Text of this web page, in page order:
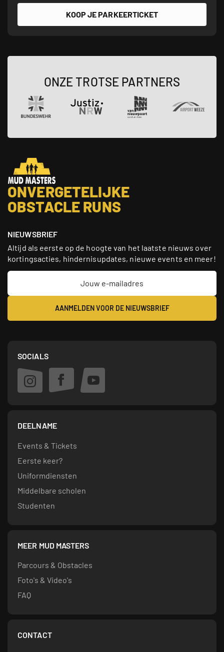
KOOP JE PARKEERTICKET
ONZE TROTSE PARTNERS
ONVERGETELIJKE
OBSTACLE RUNS
NIEUWSBRIEF
Altijd als eerste op de hoogte van het laatste nieuws over
kortingsacties, hindernisupdates, nieuwe events en meer!
DEELNAME
Events & Tickets
Eerste keer?
Uniformdiensten
Middelbare scholen
Studenten
MEER MUD MASTERS
Parcours & Obstacles
Foto's & Video's
FAQ
CONTACT
SOCIALS